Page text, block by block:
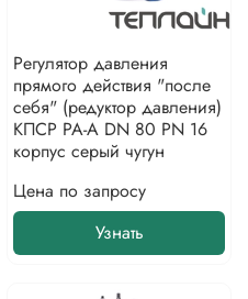
Регулятор давления
прямого действия "после
себя" (редуктор давления)
КПСР РА-А DN 80 PN 16
корпус серый чугун
Цена по запросу
Узнать